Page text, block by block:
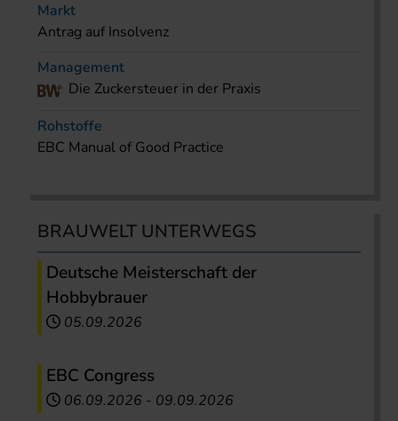
Markt
Antrag auf Insolvenz
Management
Die Zuckersteuer in der Praxis
Rohstoffe
EBC Manual of Good Practice
BRAUWELT UNTERWEGS
Deutsche Meisterschaft der
Hobbybrauer
05.09.2026
EBC Congress
06.09.2026 - 09.09.2026